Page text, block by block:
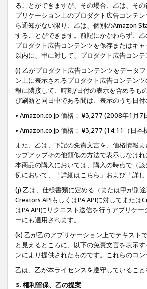
ることができますが、その場合、乙は、そ
プリケーション上のプロダクト広告コンテ
ら通知がない限り、乙は、個別のAmazon
することができます。前記にかかわらず、
プロダクト広告コンテンツを保存またはキ
以内に、甲に対して、プロダクト広告コン
(i) 乙がプロダクト広告コンテンツをデータ
ン上に表示されるプロダクト広告コンテン
報に隣接して、時刻/日付の表示を含めるも
び刷新と同日中である間は、表示のうち日
• Amazon.co.jp 価格： ¥3,277 (2008年1月
• Amazon.co.jp 価格： ¥3,277 (14:11（日
また、乙は、下記の免責文言を、価格情報
ップアップその他類似の方法で表示しなけ
本商品の購入においては、購入の時点で（
例において、「詳細はこちら」および「詳
(j) 乙は、仕様書類に定める（または甲が別
Creators APIもしくはPA APIに対してまた
はPA APIにリクエスト送信を行うアプリケ
ーにも適用されます。
(k) 乙が乙のアプリケーション上でテキスト
と見えるところに、以下の免責文言を表示
ンにより提供されたものです。これらのコ
乙は、乙が本ライセンスを遵守しているこ
3. 権利留保、乙の提案